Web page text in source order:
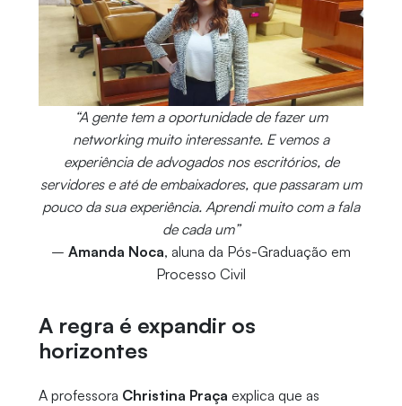
“A gente tem a oportunidade de fazer um
networking muito interessante. E vemos a
experiência de advogados nos escritórios, de
servidores e até de embaixadores, que passaram um
pouco da sua experiência. Aprendi muito com a fala
de cada um”
– Amanda Noca, aluna da Pós-Graduação em
Processo Civil
A regra é expandir os
horizontes
A professora Christina Praça explica que as